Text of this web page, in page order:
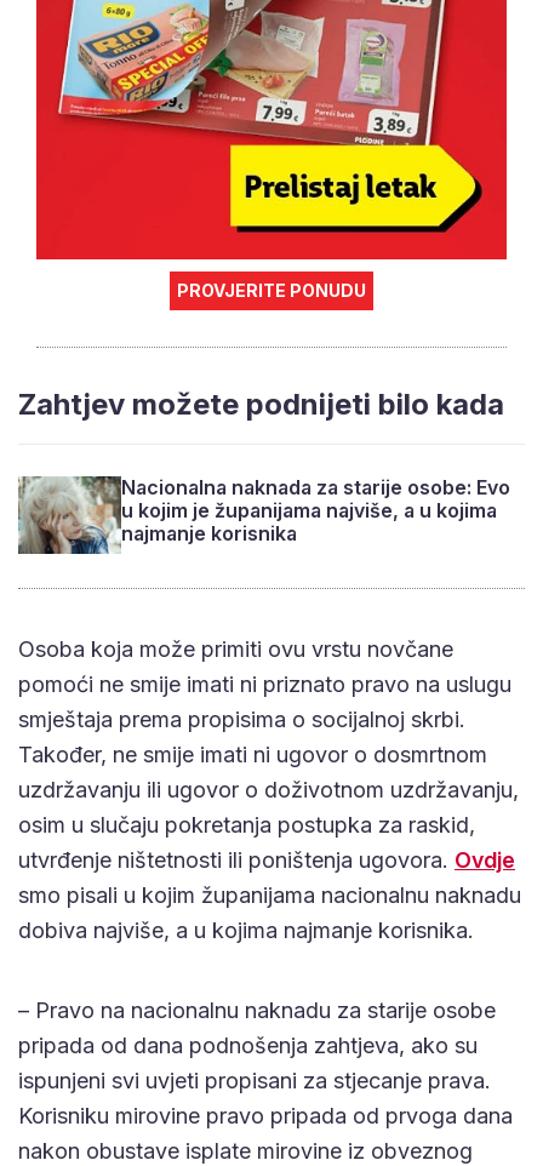
PROVJERITE PONUDU
Zahtjev možete podnijeti bilo kada
Nacionalna naknada za starije osobe: Evo
u kojim je županijama najviše, a u kojima
najmanje korisnika
Osoba koja može primiti ovu vrstu novčane
pomoći ne smije imati ni priznato pravo na uslugu
smještaja prema propisima o socijalnoj skrbi.
Također, ne smije imati ni ugovor o dosmrtnom
uzdržavanju ili ugovor o doživotnom uzdržavanju,
osim u slučaju pokretanja postupka za raskid,
utvrđenje ništetnosti ili poništenja ugovora. Ovdje
smo pisali u kojim županijama nacionalnu naknadu
dobiva najviše, a u kojima najmanje korisnika.
– Pravo na nacionalnu naknadu za starije osobe
pripada od dana podnošenja zahtjeva, ako su
ispunjeni svi uvjeti propisani za stjecanje prava.
Korisniku mirovine pravo pripada od prvoga dana
nakon obustave isplate mirovine iz obveznog